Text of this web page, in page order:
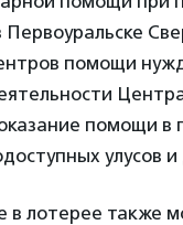
помощи
помощи
улусов и
в лотерее также